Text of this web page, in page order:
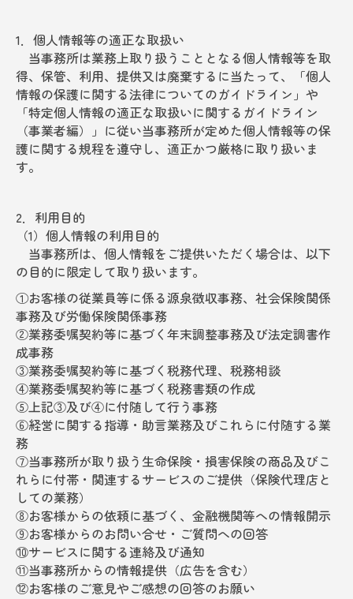
確定申告
顧問契約について
ワンストップサービス
1．個人情報等の適正な取扱い
当事務所は業務上取り扱うこととなる個人情報等を取
得、保管、利用、提供又は廃棄するに当たって、「個人
情報の保護に関する法律についてのガイドライン」や
「特定個人情報の適正な取扱いに関するガイドライン
（事業者編）」に従い当事務所が定めた個人情報等の保
護に関する規程を遵守し、適正かつ厳格に取り扱いま
す。
2．利用目的
（1）個人情報の利用目的
当事務所は、個人情報をご提供いただく場合は、以下
の目的に限定して取り扱います。
①お客様の従業員等に係る源泉徴収事務、社会保険関係
事務及び労働保険関係事務
②業務委嘱契約等に基づく年末調整事務及び法定調書作
成事務
③業務委嘱契約等に基づく税務代理、税務相談
④業務委嘱契約等に基づく税務書類の作成
⑤上記③及び④に付随して行う事務
⑥経営に関する指導・助言業務及びこれらに付随する業
務
⑦当事務所が取り扱う生命保険・損害保険の商品及びこ
れらに付帯・関連するサービスのご提供（保険代理店と
しての業務）
⑧お客様からの依頼に基づく、金融機関等への情報開示
⑨お客様からのお問い合せ・ご質問への回答
⑩サービスに関する連絡及び通知
⑪当事務所からの情報提供（広告を含む）
⑫お客様のご意見やご感想の回答のお願い